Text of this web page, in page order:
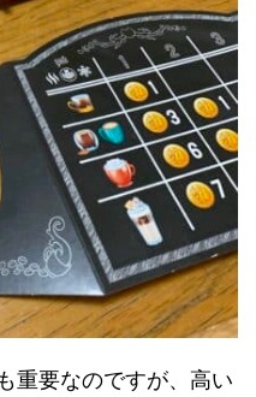
重要なのですが、高い